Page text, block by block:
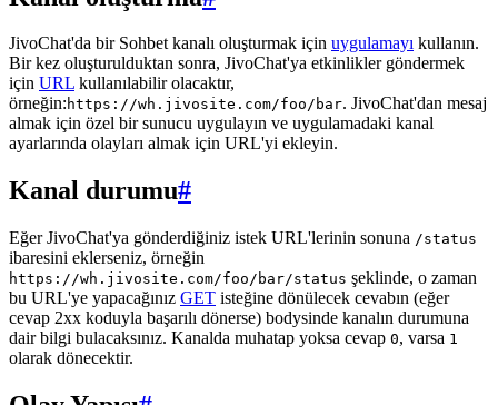
JivoChat'da bir Sohbet kanalı oluşturmak için uygulamayı kullanın.
Bir kez oluşturulduktan sonra, JivoChat'ya etkinlikler göndermek
için URL kullanılabilir olacaktır,
örneğin: https://wh.jivosite.com/foo/bar. JivoChat'dan mesaj
almak için özel bir sunucu uygulayın ve uygulamadaki kanal
ayarlarında olayları almak için URL'yi ekleyin.
Kanal durumu#
Eğer JivoChat'ya gönderdiğiniz istek URL'lerinin sonuna /status
ibaresini eklerseniz, örneğin
https://wh.jivosite.com/foo/bar/status şeklinde, o zaman
bu URL'ye yapacağınız GET isteğine dönülecek cevabın (eğer
cevap 2xx koduyla başarılı dönerse) bodysinde kanalın durumuna
dair bilgi bulacaksınız. Kanalda muhatap yoksa cevap 0, varsa 1
olarak dönecektir.